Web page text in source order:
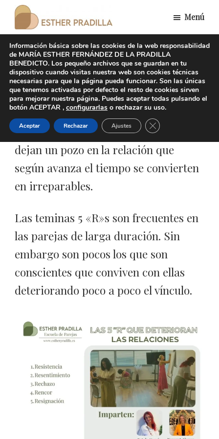
Saltar
contenido
principal
Esther
Pradilla
Divorcio
responsable
Menú
Las 5 «R»s que deterioran
las relaciones
Las fricciones en pareja no resueltas
dejan un pozo en la relación que
según avanza el tiempo se convierten
en irreparables.
Las teminas 5 «R»s son frecuentes en
las parejas de larga duración. Sin
embargo son pocos los que son
conscientes que conviven con ellas
deteriorando poco a poco el vínculo.
Información básica sobre las cookies de la web responsabilidad
de MARÍA ESTHER FERNÁNDEZ DE LA PRADILLA
BENEDICTO. Los pequeño archivos que se guardan en tu
dispositivo cuando visitas nuestra web son cookies técnicas
necesarias para que la página pueda funcionar. Son las únicas
que tenemos activadas por defecto el resto de cookies sirven
para mejorar nuestra página. Puedes aceptar todas pulsando el
botón ACEPTAR , configurarlas o rechazar su uso.
Aceptar Rechazar Ajustes Cerrar el banner de